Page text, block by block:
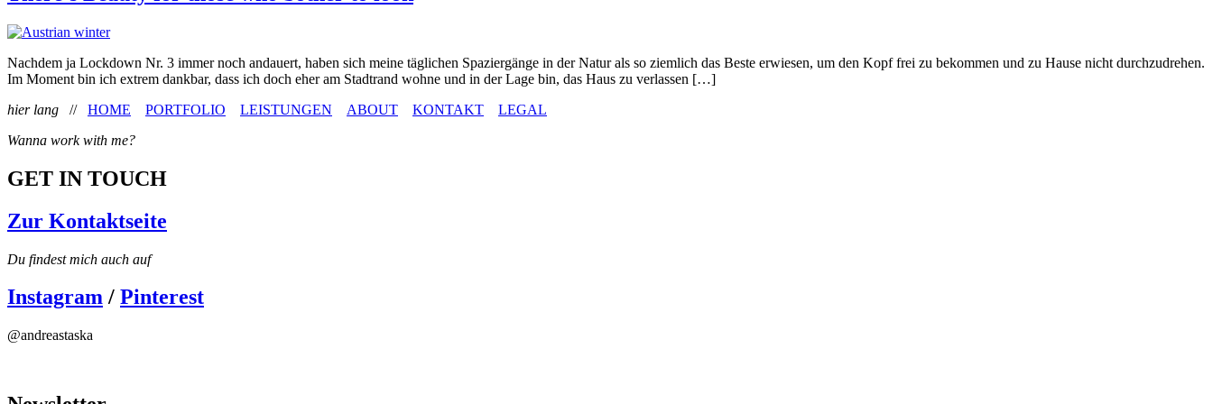
Nachdem ja Lockdown Nr. 3 immer noch andauert, haben sich meine täglichen Spaziergänge in der Natur als so ziemlich das Beste erwiesen, um den Kopf frei zu bekommen und zu Hause nicht durchzudrehen.
Im Moment bin ich extrem dankbar, dass ich doch eher am Stadtrand wohne und in der Lage bin, das Haus zu verlassen […]
hier lang // HOME PORTFOLIO LEISTUNGEN ABOUT KONTAKT
LEGAL
Wanna work with me?
GET IN TOUCH
Zur Kontaktseite
Du findest mich auch auf
Instagram / Pinterest
@andreastaska